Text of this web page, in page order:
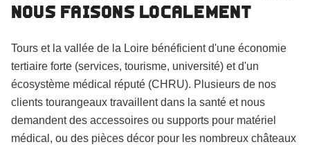
Commander
nous faisons localement
Tours et la vallée de la Loire bénéficient d'une économie
tertiaire forte (services, tourisme, université) et d'un
écosystème médical réputé (CHRU). Plusieurs de nos
clients tourangeaux travaillent dans la santé et nous
demandent des accessoires ou supports pour matériel
médical, ou des pièces décor pour les nombreux châteaux